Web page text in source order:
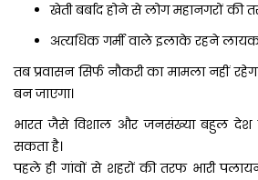
खेती बर्बाद होने से लोग महानगरों की
अत्यधिक गर्मी वाले इलाके रहने
तब प्रवासन सिर्फ नौकरी का मामला नहीं
बन जाएगा।
भारत जैसे विशाल और जनसंख्या बहुल
सकता है।
पहले ही गांवों से शहरों की तरफ भारी